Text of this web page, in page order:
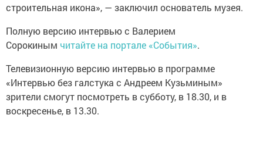
строительная икона», — заключил основатель музея.
Полную версию интервью с Валерием
Сорокиным читайте на портале «События».
Телевизионную версию интервью в программе
«Интервью без галстука с Андреем Кузьминым»
зрители смогут посмотреть в субботу, в 18.30, и в
воскресенье, в 13.30.